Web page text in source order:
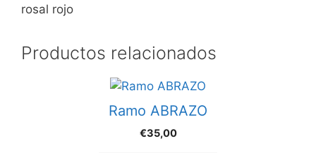
rosal rojo
Productos relacionados
Ramo ABRAZO
€35,00